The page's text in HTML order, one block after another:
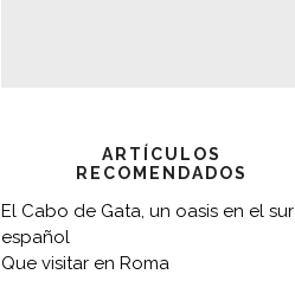
ARTÍCULOS
RECOMENDADOS
El Cabo de Gata, un oasis en el sur
español
Que visitar en Roma